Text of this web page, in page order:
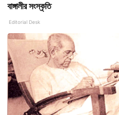
বাঙ্গালীর সংস্কৃতি
Editorial Desk